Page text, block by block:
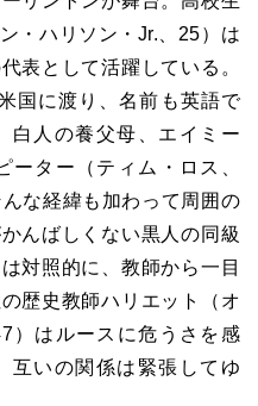
・ハリソン・Jr.、25）は
表として活躍している。
国に渡り、名前も英語で
白人の養父母、エイミー
ーター（ティム・ロス、
な経緯も加わって周囲の
んばしくない黒人の同級
対照的に、教師から一目
歴史教師ハリエット（オ
）はルースに危うさを感
互いの関係は緊張してゆ